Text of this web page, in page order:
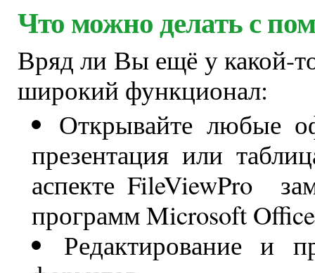
Что можно делать с
Вряд ли Вы ещё у какой-
широкий функционал:
Открывайте любые
презентация или
аспекте FileViewPro
программ Microsoft
Редактирование и